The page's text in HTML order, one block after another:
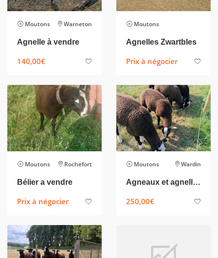
Moutons Warneton
Agnelle à vendre
140,00€
Moutons
Agnelles Zwartbles
Prix à négocier
Moutons Rochefort
Bélier a vendre
Prix à négocier
Moutons Wardin
Agneaux et agnelles de 3 mois inscrits
250,00€